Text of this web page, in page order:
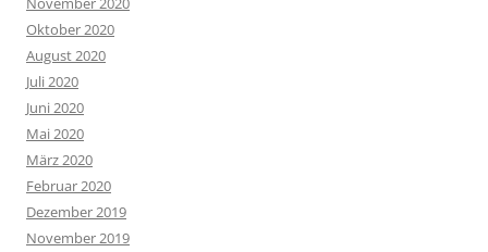
Oktober 2020
August 2020
Juli 2020
Juni 2020
Mai 2020
März 2020
Februar 2020
Dezember 2019
November 2019